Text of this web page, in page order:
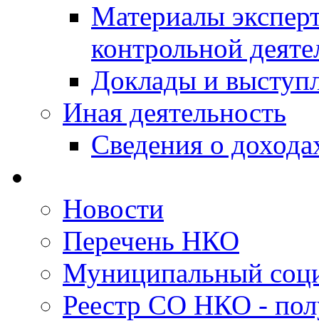
Материалы
контрольной
Доклады и
Иная деятельность
Сведения о
Новости
Перечень НКО
Муниципальный
Реестр СО НКО -